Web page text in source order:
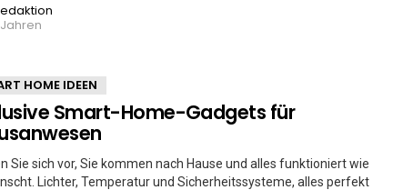
HOME IDEEN
Smart-Home-Gadgets für
Sie sich vor, Sie kommen nach Hause und alles funktioniert wie
Lichter, Temperatur und Sicherheitssysteme, alles perfekt